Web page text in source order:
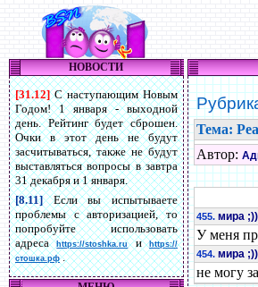
НОВОСТИ
[31.12]С наступающим Новым
Годом! 1 января - выходной
день. Рейтинг будет сброшен.
Очки в этот день не будут
засчитываться, также не будут
выставляться вопросы в завтра
31 декабря и 1 января.
[8.11]Если вы испытываете
проблемы с авторизацией, то
попробуйте использовать
адресаhttps://stoshka.ruиhttps://
стошка.рф.
Тема:
Автор:
455. мира ;))
У меня
454. мира ;))
не могу